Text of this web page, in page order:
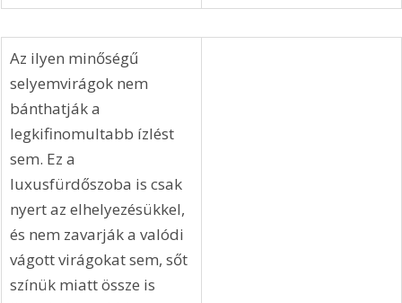
Az ilyen minőségű
selyemvirágok nem
bánthatják a
legkifinomultabb ízlést
sem. Ez a
luxusfürdőszoba is csak
nyert az elhelyezésükkel,
és nem zavarják a valódi
vágott virágokat sem, sőt
színük miatt össze is